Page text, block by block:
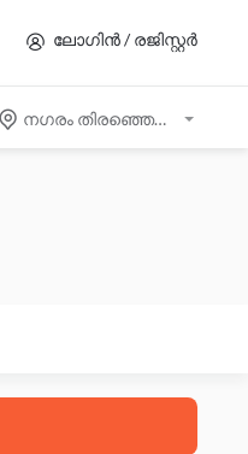
ലോഗിൻ / രജിസ്റ്റർ
നഗരം തിരഞ്ഞെടുക്കുക